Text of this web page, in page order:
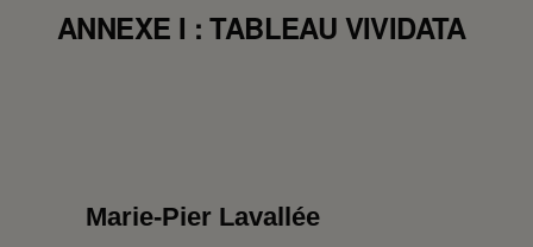
ANNEXE I : TABLEAU VIVIDATA
Marie-Pier Lavallée